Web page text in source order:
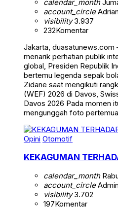
calendar_month
account_circle
visibility3.937
232Komentar
Jakarta,
menarik perhatian publik
global, Presiden Republik
bertemu legenda sepak
Zidane saat mengikuti
(WEF) 2026 di Davos,
Davos 2026 Pada momen
mengunggah foto
Opini Otomotif
KEKAGUMAN
calendar_month
account_circle
visibility3.702
197Komentar